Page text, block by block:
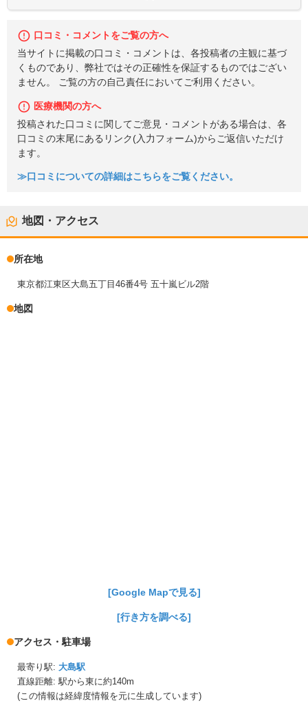
口コミ・コメントをご覧の方へ
当サイトに掲載の口コミ・コメントは、各投稿者の主観に基づ
くものであり、弊社ではその正確性を保証するものではござい
ません。 ご覧の方の自己責任においてご利用ください。
医療機関の方へ
投稿された口コミに関してご意見・コメントがある場合は、各
口コミの末尾にあるリンク(入力フォーム)からご返信いただけ
ます。
≫口コミについての詳細はこちらをご覧ください。
地図・アクセス
所在地
東京都江東区大島五丁目46番4号 五十嵐ビル2階
地図
[Google Mapで見る]
[行き方を調べる]
アクセス・駐車場
最寄り駅: 大島駅
直線距離: 駅から東に約140m
(この情報は経緯度情報を元に生成しています)